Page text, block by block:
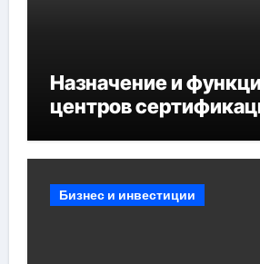
Назначение и
центров
Бизнес и инвестиции